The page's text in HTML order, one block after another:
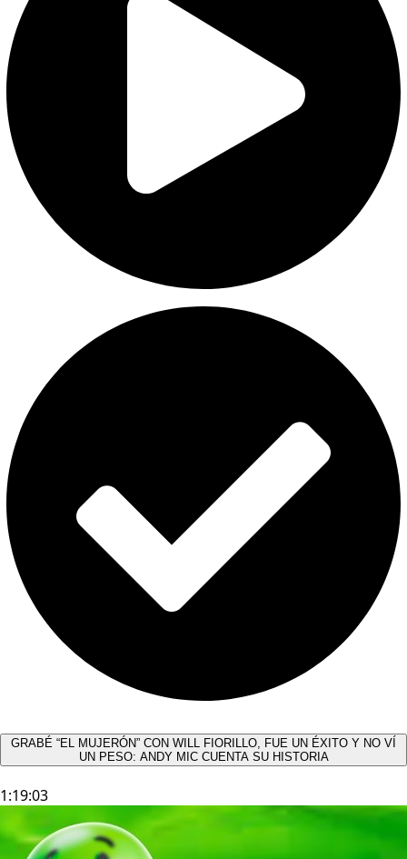
GRABÉ “EL MUJERÓN” CON WILL FIORILLO, FUE UN ÉXITO Y NO VÍ
UN PESO: ANDY MIC CUENTA SU HISTORIA
1:19:03